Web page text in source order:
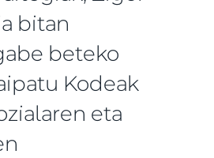
bitan
beteko
Kodeak
eta